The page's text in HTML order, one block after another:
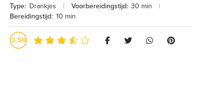
Type: Drankjes | Voorbereidingstijd: 30 min
|
Bereidingstijd: 10 min
3,50